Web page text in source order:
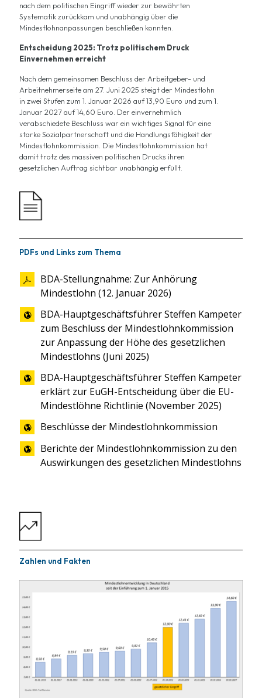
nach dem politischen Eingriff wieder zur bewährten
Systematik zurückkam und unabhängig über die
Mindestlohnanpassungen beschließen konnten.
Entscheidung 2025: Trotz politischem Druck
Einvernehmen erreicht
Nach dem gemeinsamen Beschluss der Arbeitgeber- und
Arbeitnehmerseite am 27. Juni 2025 steigt der Mindestlohn
in zwei Stufen zum 1. Januar 2026 auf 13,90 Euro und zum 1.
Januar 2027 auf 14,60 Euro. Der einvernehmlich
verabschiedete Beschluss war ein wichtiges Signal für eine
starke Sozialpartnerschaft und die Handlungsfähigkeit der
Mindestlohnkommission. Die Mindestlohnkommission hat
damit trotz des massiven politischen Drucks ihren
gesetzlichen Auftrag sichtbar unabhängig erfüllt.
PDFs und Links zum Thema
BDA-Stellungnahme: Zur Anhörung
Mindestlohn (12. Januar 2026)
BDA-Hauptgeschäftsführer Steffen Kampeter
zum Beschluss der Mindestlohnkommission
zur Anpassung der Höhe des gesetzlichen
Mindestlohns (Juni 2025)
BDA-Hauptgeschäftsführer Steffen Kampeter
erklärt zur EuGH-Entscheidung über die EU-
Mindestlöhne Richtlinie (November 2025)
Beschlüsse der Mindestlohnkommission
Berichte der Mindestlohnkommission zu den
Auswirkungen des gesetzlichen Mindestlohns
Zahlen und Fakten